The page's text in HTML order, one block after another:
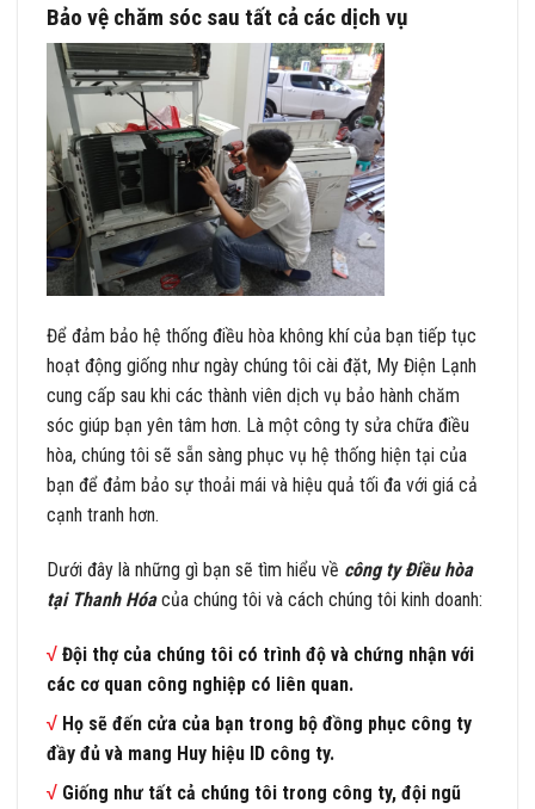
Bảo vệ chăm sóc sau tất cả các dịch vụ
Để đảm bảo hệ thống điều hòa không khí của bạn tiếp tục
hoạt động giống như ngày chúng tôi cài đặt, My Điện Lạnh
cung cấp sau khi các thành viên dịch vụ bảo hành chăm
sóc giúp bạn yên tâm hơn. Là một công ty sửa chữa điều
hòa, chúng tôi sẽ sẵn sàng phục vụ hệ thống hiện tại của
bạn để đảm bảo sự thoải mái và hiệu quả tối đa với giá cả
cạnh tranh hơn.
Dưới đây là những gì bạn sẽ tìm hiểu về công ty Điều hòa
tại Thanh Hóa của chúng tôi và cách chúng tôi kinh doanh:
√ Đội thợ của chúng tôi có trình độ và chứng nhận với
các cơ quan công nghiệp có liên quan.
√ Họ sẽ đến cửa của bạn trong bộ đồng phục công ty
đầy đủ và mang Huy hiệu ID công ty.
√ Giống như tất cả chúng tôi trong công ty, đội ngũ